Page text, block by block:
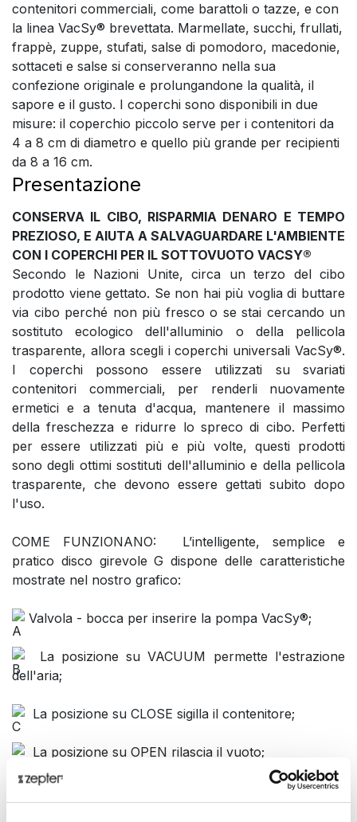
contenitori commerciali, come barattoli o tazze, e con
la linea VacSy® brevettata. Marmellate, succhi, frullati,
frappè, zuppe, stufati, salse di pomodoro, macedonie,
sottaceti e salse si conserveranno nella sua
confezione originale e prolungandone la qualità, il
sapore e il gusto. I coperchi sono disponibili in due
misure: il coperchio piccolo serve per i contenitori da
4 a 8 cm di diametro e quello più grande per recipienti
da 8 a 16 cm.
Presentazione
CONSERVA IL CIBO, RISPARMIA DENARO E TEMPO
PREZIOSO, E AIUTA A SALVAGUARDARE L'AMBIENTE
CON I COPERCHI PER IL SOTTOVUOTO VACSY®
Secondo le Nazioni Unite, circa un terzo del cibo
prodotto viene gettato. Se non hai più voglia di buttare
via cibo perché non più fresco o se stai cercando un
sostituto ecologico dell'alluminio o della pellicola
trasparente, allora scegli i coperchi universali VacSy®.
I coperchi possono essere utilizzati su svariati
contenitori commerciali, per renderli nuovamente
ermetici e a tenuta d'acqua, mantenere il massimo
della freschezza e ridurre lo spreco di cibo. Perfetti
per essere utilizzati più e più volte, questi prodotti
sono degli ottimi sostituti dell'alluminio e della pellicola
trasparente, che devono essere gettati subito dopo
l'uso.
COME FUNZIONANO: L’intelligente, semplice e
pratico disco girevole G dispone delle caratteristiche
mostrate nel nostro grafico:
Valvola - bocca per inserire la pompa VacSy®;
La posizione su VACUUM permette l'estrazione
dell'aria;
La posizione su CLOSE sigilla il contenitore;
La posizione su OPEN rilascia il vuoto;
- Tutti i coperchi VacSy® dispongono di un pratico